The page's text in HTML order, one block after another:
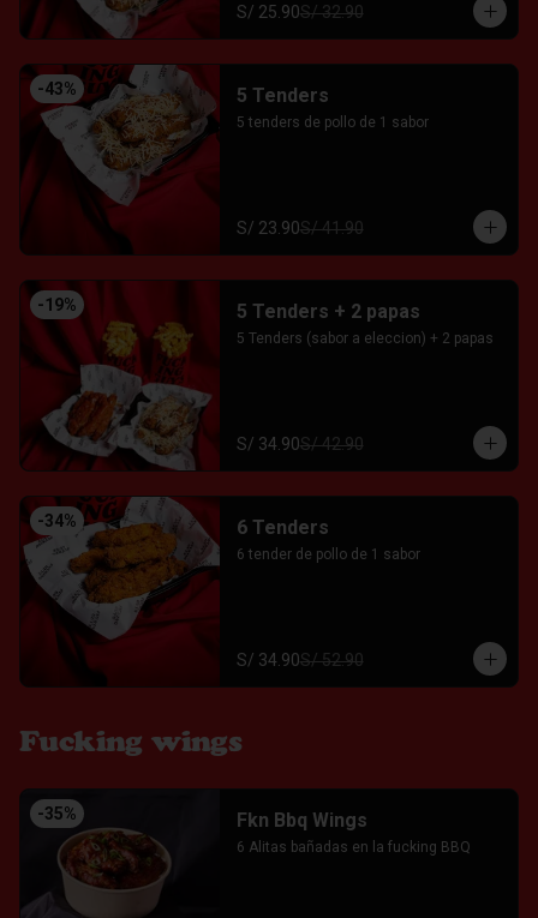
S/ 25.90S/ 32.90
-43% 5 Tenders
5 tenders de pollo de 1 sabor
S/ 23.90S/ 41.90
-19% 5 Tenders + 2 papas
5 Tenders (sabor a eleccion) + 2 papas
S/ 34.90S/ 42.90
-34% 6 Tenders
6 tender de pollo de 1 sabor
S/ 34.90S/ 52.90
Fucking wings
-35% Fkn Bbq Wings
6 Alitas bañadas en la fucking BBQ